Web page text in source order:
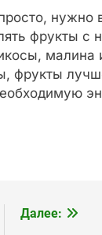
нужно
фрукты с
малина
фрукты
Далее: